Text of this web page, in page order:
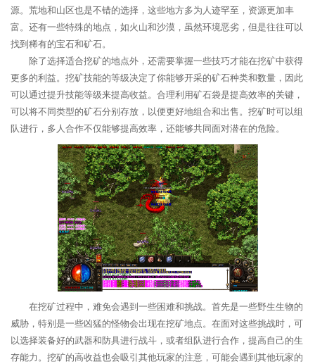
源。荒地和山区也是不错的选择，这些地方多为人迹罕至，资源更加丰
富。还有一些特殊的地点，如火山和沙漠，虽然环境恶劣，但是往往可以
找到稀有的宝石和矿石。
除了选择适合挖矿的地点外，还需要掌握一些技巧才能在挖矿中获得
更多的利益。挖矿技能的等级决定了你能够开采的矿石种类和数量，因此
可以通过提升技能等级来提高收益。合理利用矿石袋是提高效率的关键，
可以将不同类型的矿石分别存放，以便更好地组合和出售。挖矿时可以组
队进行，多人合作不仅能够提高效率，还能够共同面对潜在的危险。
在挖矿过程中，难免会遇到一些困难和挑战。首先是一些野生生物的
威胁，特别是一些凶猛的怪物会出现在挖矿地点。在面对这些挑战时，可
以选择装备好的武器和防具进行战斗，或者组队进行合作，提高自己的生
存能力。挖矿的高收益也会吸引其他玩家的注意，可能会遇到其他玩家的